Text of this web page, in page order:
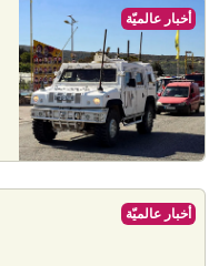
أخبار عالميّة
أخبار عالميّة